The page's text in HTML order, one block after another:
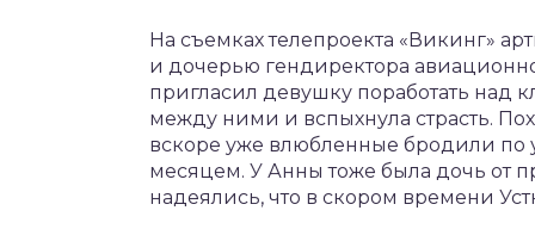
На съемках телепроекта «Викинг»
и дочерью гендиректора
пригласил девушку поработать над
между ними и вспыхнула страсть.
вскоре уже влюбленные бродили
месяцем. У Анны тоже была дочь от
надеялись, что в скором времени